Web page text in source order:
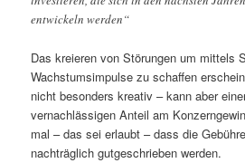
entwickeln werden“
Das kreieren von Störungen um mittels
Wachstumsimpulse zu schaffen
nicht besonders kreativ – kann aber
vernachlässigen Anteil am
mal – das sei erlaubt – dass die
nachträglich gutgeschrieben werden.